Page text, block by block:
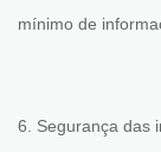
mínimo de
6. Segurança das